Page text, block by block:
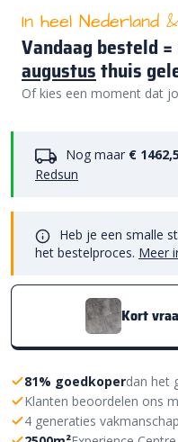
In heel Nederland
Vandaag besteld
augustusthuis
Of kies een moment dat
Nog maar €
Redsun
Heb je een smalle
het bestelproces. Meer
Kort
81% goedkoperdan het
Klanten beoordelen ons
4 generaties